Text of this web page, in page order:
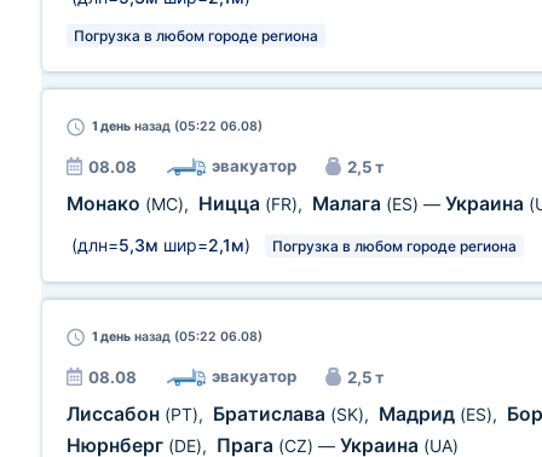
Погрузка в любом городе региона
1 день назад (05:22 06.08)
08.08 эвакуатор 2,5 т
Монако (MC), Ницца (FR), Малага (ES) — Украина
(длн=5,3м шир=2,1м) Погрузка в любом городе региона
1 день назад (05:22 06.08)
08.08 эвакуатор 2,5 т
Лиссабон (PT), Братислава (SK), Мадрид (ES),
Нюрнберг (DE), Прага (CZ) — Украина (UA)